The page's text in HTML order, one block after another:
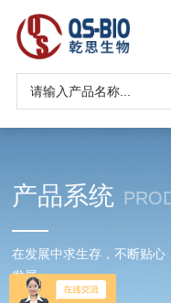
产品系统
在发展中求生存，不断贴
发展